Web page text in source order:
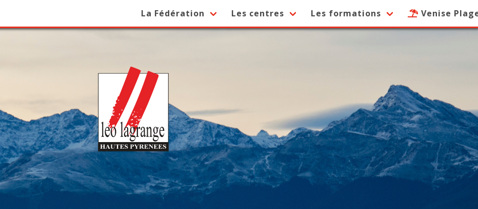
La Fédération Les centres Les formations Venise